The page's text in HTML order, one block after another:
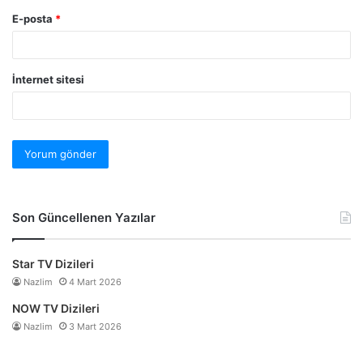
E-posta *
İnternet sitesi
Son Güncellenen Yazılar
Star TV Dizileri
Nazlim 4 Mart 2026
NOW TV Dizileri
Nazlim 3 Mart 2026